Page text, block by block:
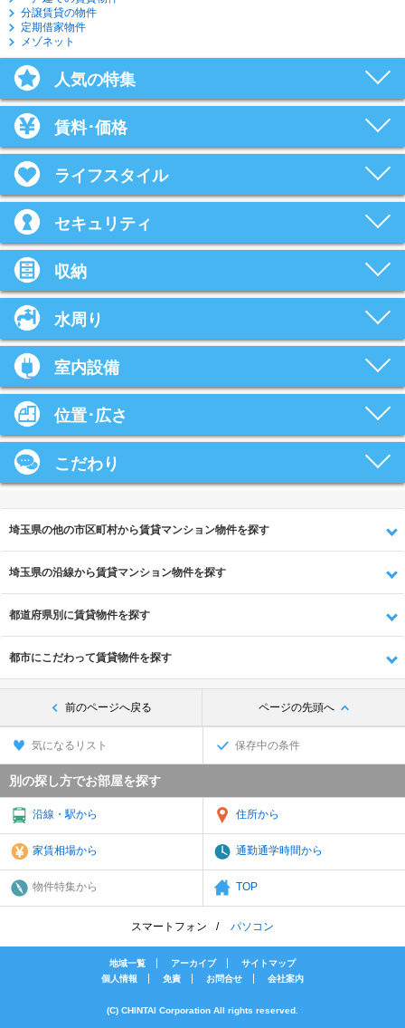
分譲賃貸の物件
定期借家物件
メゾネット
人気の特集
賃料･価格
ライフスタイル
セキュリティ
収納
水周り
室内設備
位置･広さ
こだわり
埼玉県の他の市区町村から賃貸マンション物件を探す
埼玉県の沿線から賃貸マンション物件を探す
都道府県別に賃貸物件を探す
都市にこだわって賃貸物件を探す
前のページへ戻る ページの先頭へ
気になるリスト 保存中の条件
別の探し方でお部屋を探す
沿線・駅から 住所から
家賃相場から 通勤通学時間から
物件特集から TOP
スマートフォン パソコン
地域一覧 アーカイブ
サイトマップ
個人情報
免責 お問合せ 会社案内
(C) CHINTAI Corporation All rights reserved.